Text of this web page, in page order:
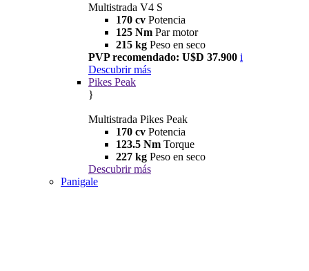
Multistrada V4 S
170 cv Potencia
125 Nm Par motor
215 kg Peso en seco
PVP recomendado: U$D 37.900 i
Descubrir más
Pikes Peak
}
Multistrada Pikes Peak
170 cv Potencia
123.5 Nm Torque
227 kg Peso en seco
Descubrir más
Panigale